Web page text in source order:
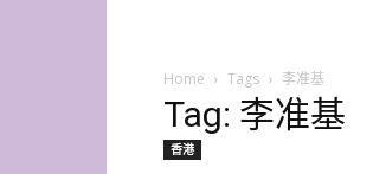
Home Tags 李准基
Tag: 李准基
香港